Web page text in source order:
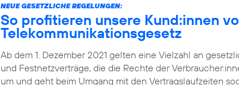
NEUE GESETZLICHE REGELUNGEN:
So profitieren unsere Kund:innen
Telekommunikationsgesetz
Ab dem 1. Dezember 2021 gelten eine Vielzahl an
und Festnetzverträge, die die Rechte der
um und geht beim Umgang mit den Vertragslaufzeiten